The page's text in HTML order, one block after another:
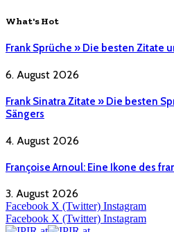
What's Hot
Frank Sprüche » Die besten Zitate
6. August 2026
Frank Sinatra Zitate » Die besten
Sängers
4. August 2026
Françoise Arnoul: Eine Ikone des
3. August 2026
Facebook X (Twitter) Instagram
Facebook X (Twitter) Instagram